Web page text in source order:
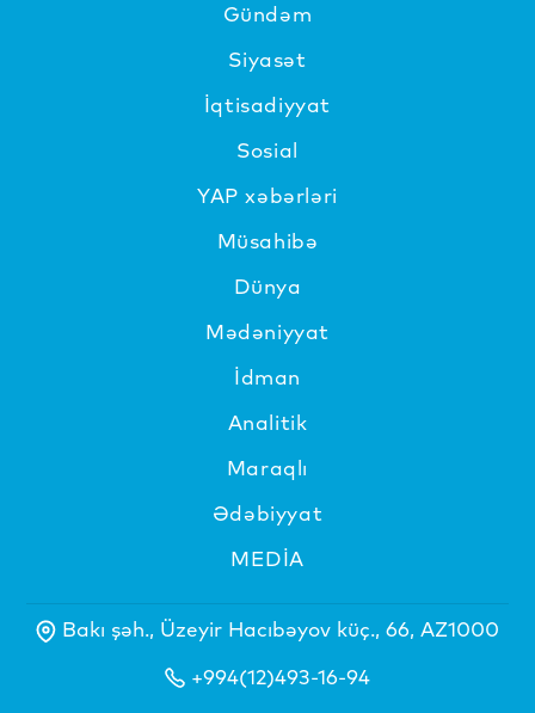
Gündəm
Siyasət
İqtisadiyyat
Sosial
YAP xəbərləri
Müsahibə
Dünya
Mədəniyyat
İdman
Analitik
Maraqlı
Ədəbiyyat
MEDİA
Bakı şəh., Üzeyir Hacıbəyov küç., 66, AZ1000
+994(12)493-16-94